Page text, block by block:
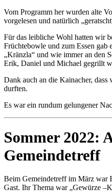
Vom Programm her wurden alte
vorgelesen und natürlich
Für das leibliche Wohl hatten wir
Früchtebowle und zum Essen gab
„Kränzla“ und wie immer an den
Erik, Daniel und Michael gegrillt
Dank auch an die Kainacher, dass
durften.
Es war ein rundum gelungener
Sommer 2022:
Gemeindetreff
Beim Gemeindetreff im März war
Gast. Ihr Thema war „Gewürze